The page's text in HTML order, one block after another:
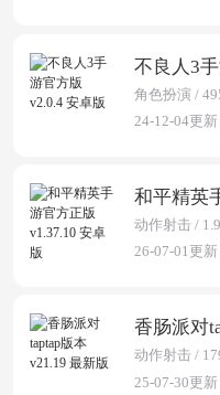
不良人3
角色扮演 /
24-12-04更新
和平精英
动作射击 /
26-07-01更新
香肠派对
动作射击 /
25-07-30更新